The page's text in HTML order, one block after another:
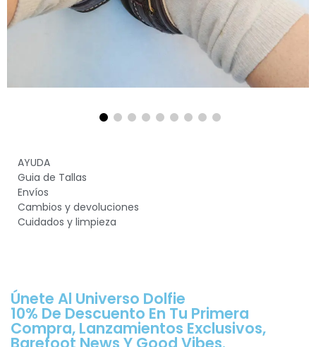
AYUDA
Guia de Tallas
Envíos
Cambios y devoluciones
Cuidados y limpieza
Únete Al Universo Dolfie
10% De Descuento En Tu Primera
Compra, Lanzamientos Exclusivos,